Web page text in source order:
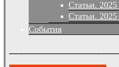
Статьи.
Статьи.
События